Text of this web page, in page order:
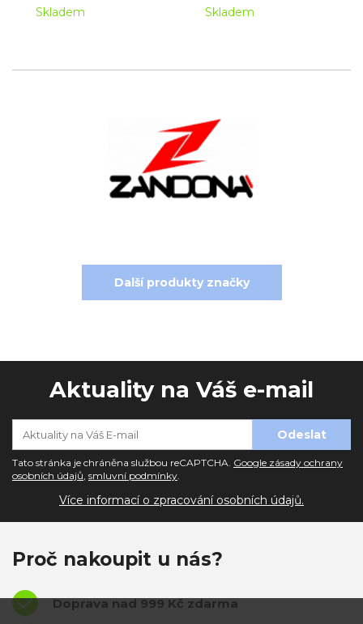
Skladem Skladem
Další produkty značky
Aktuality na Váš e-mail
Tato stránka je chráněna službou reCAPTCHA. Google zásady ochrany
osobních údajů smluvní podmínky
Více informací o zpracování osobních údajů.
Proč nakoupit u nás?
Doprava nad 999 Kč zdarma